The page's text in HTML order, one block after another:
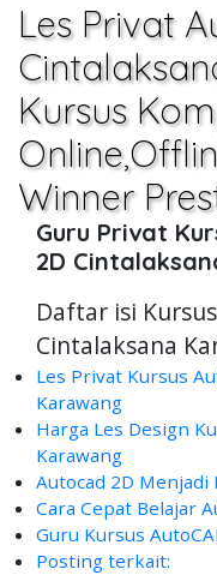
Les Privat
Kursus
Winner
Guru Privat
2D
Daftar isi
Cintalaksana
Les Privat Kursus
Karawang
Harga Les Design
Karawang
Autocad 2D
Cara Cepat Belajar
Guru Kursus
Posting terkait: